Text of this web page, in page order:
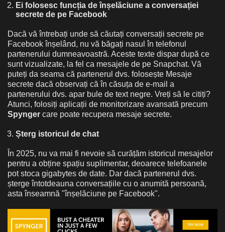
Ei folosesc funcția de înșelăciune a conversației
secrete de pe Facebook
Dacă vă întrebați unde să căutați conversații secrete pe
Facebook înșelând, nu vă băgați nasul în telefonul
partenerului dumneavoastră. Aceste texte dispar după ce
sunt vizualizate, la fel ca mesajele de pe Snapchat. Vă
puteți da seama că partenerul dvs. folosește Mesaje
secrete dacă observați că în căsuța de e-mail a
partenerului dvs. apar bule de text negre. Vreți să le citiți?
Atunci, folosiți aplicații de monitorizare avansată precum
Spynger care poate recupera mesaje secrete.
Șterg istoricul de chat
În 2025, nu va mai fi nevoie să curățăm istoricul mesajelor
pentru a obține spațiu suplimentar, deoarece telefoanele
pot stoca gigabytes de date. Dar dacă partenerul dvs.
șterge întotdeauna conversațiile cu o anumită persoană,
asta înseamnă "înșelăciune pe Facebook".